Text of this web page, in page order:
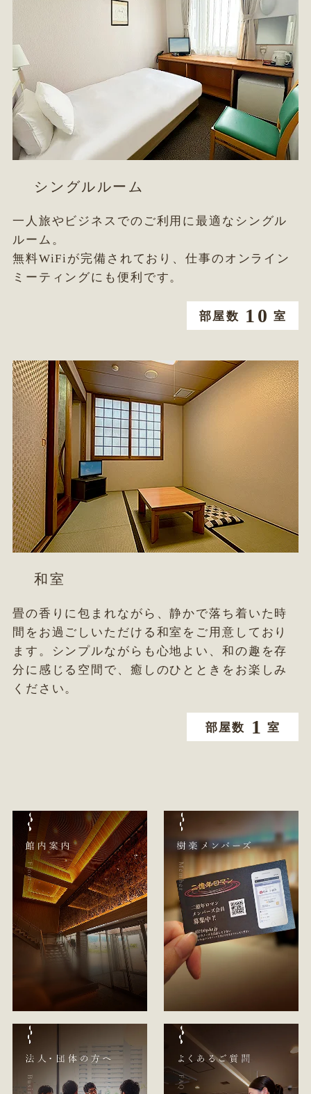
シングルルーム
一人旅やビジネスでのご利用に最適なシングル
ルーム。
無料WiFiが完備されており、仕事のオンライン
ミーティングにも便利です。
部屋数 10 室
和室
畳の香りに包まれながら、静かで落ち着いた時
間をお過ごしいただける和室をご用意しており
ます。シンプルながらも心地よい、和の趣を存
分に感じる空間で、癒しのひとときをお楽しみ
ください。
部屋数 1 室